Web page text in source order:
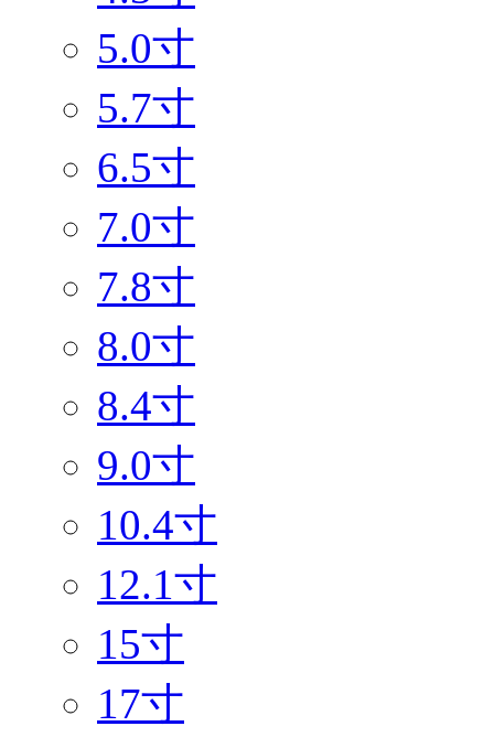
5.0寸
5.7寸
6.5寸
7.0寸
7.8寸
8.0寸
8.4寸
9.0寸
10.4寸
12.1寸
15寸
17寸